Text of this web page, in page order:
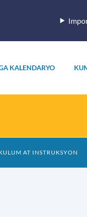
KALENDARYO
AT INSTRUKSYON